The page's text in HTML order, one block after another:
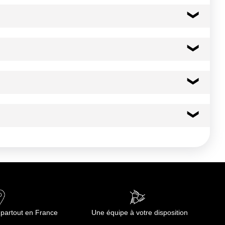
en France Une équipe à votre disposition